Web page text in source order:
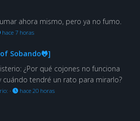
ahora mismo, pero ya no fumo.
hace 7 horas
of Sobando🐸]
¿Por qué cojones no funciona
cuándo tendré un rato para mirarlo?
· hace 20 horas